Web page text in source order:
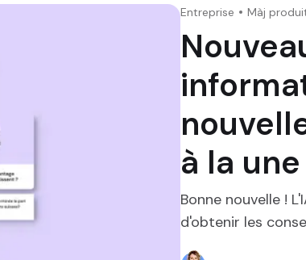
Entreprise Màj
à la une
Bonne nouvelle !
d'obtenir les